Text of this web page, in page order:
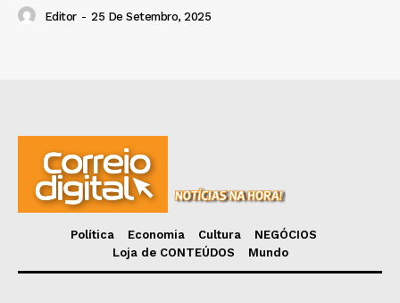
Editor - 25 De Setembro, 2025
Política Economia Cultura
NEGÓCIOS
Loja de CONTEÚDOS
Mundo